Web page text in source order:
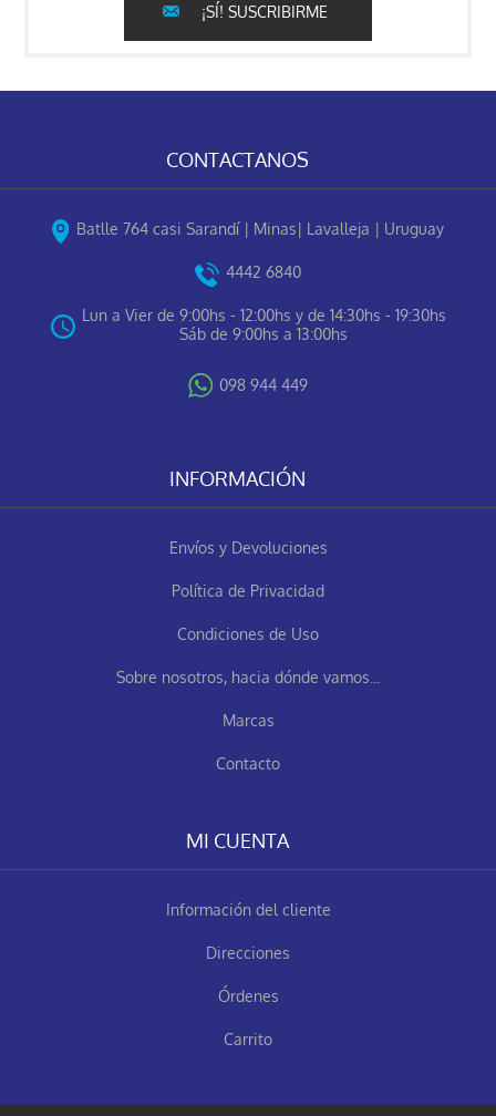
¡SÍ! SUSCRIBIRME
CONTACTANOS
Batlle 764 casi Sarandí | Minas| Lavalleja | Uruguay
4442 6840
Lun a Vier de 9:00hs - 12:00hs y de 14:30hs - 19:30hs
Sáb de 9:00hs a 13:00hs
098 944 449
INFORMACIÓN
Envíos y Devoluciones
Política de Privacidad
Condiciones de Uso
Sobre nosotros, hacia dónde vamos...
Marcas
Contacto
MI CUENTA
Información del cliente
Direcciones
Órdenes
Carrito